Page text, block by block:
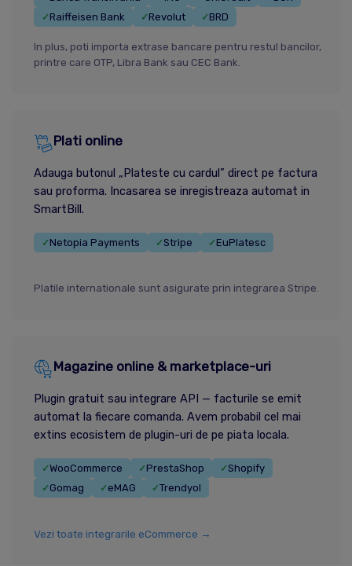
✓Raiffeisen Bank ✓Revolut ✓BRD
In plus, poti importa extrase bancare pentru restul bancilor,
printre care OTP, Libra Bank sau CEC Bank.
Plati online
Adauga butonul „Plateste cu cardul” direct pe factura
sau proforma. Incasarea se inregistreaza automat in
SmartBill.
✓Netopia Payments ✓Stripe ✓EuPlatesc
Platile internationale sunt asigurate prin integrarea Stripe.
Magazine online & marketplace-uri
Plugin gratuit sau integrare API — facturile se emit
automat la fiecare comanda. Avem probabil cel mai
extins ecosistem de plugin-uri de pe piata locala.
✓WooCommerce ✓PrestaShop ✓Shopify
✓Gomag ✓eMAG ✓Trendyol
Vezi toate integrarile eCommerce →